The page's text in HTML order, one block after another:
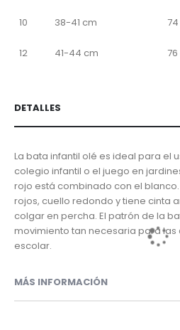
10 38-41 cm
12 41-44 cm
DETALLES
La bata infantil olé es ideal para el
colegio infantil o el juego en
rojo está combinado con el
rojos, cuello redondo y tiene cinta
colgar en percha. El patrón de la
movimiento tan necesaria para
escolar.
MÁS INFORMACIÓN